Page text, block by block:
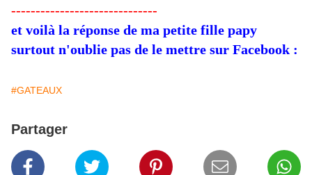
------------------------------
et voilà la réponse de ma petite fille papy
surtout n'oublie pas de le mettre sur Facebook :
#GATEAUX
Partager